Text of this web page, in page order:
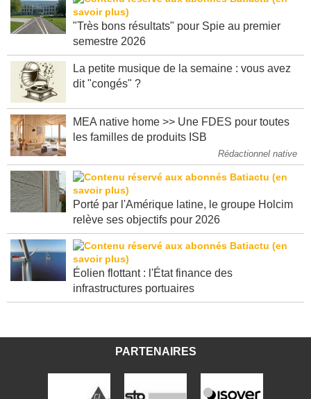
"Très bons résultats" pour Spie au premier
semestre 2026
La petite musique de la semaine : vous avez
dit "congés" ?
MEA native home >> Une FDES pour toutes
les familles de produits ISB
Rédactionnel native
Porté par l'Amérique latine, le groupe Holcim
relève ses objectifs pour 2026
Éolien flottant : l'État finance des
infrastructures portuaires
PARTENAIRES